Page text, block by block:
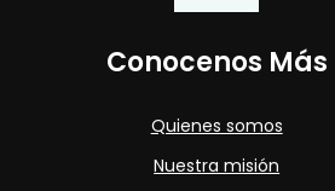
Conocenos Más
Quienes somos
Nuestra misión